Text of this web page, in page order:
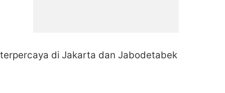
di Jakarta dan Jabodetabek